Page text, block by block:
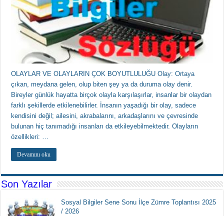
OLAYLAR VE OLAYLARIN ÇOK BOYUTLULUĞU Olay: Ortaya
çıkan, meydana gelen, olup biten şey ya da duruma olay denir.
Bireyler günlük hayatta birçok olayla karşılaşırlar, insanlar bir olaydan
farklı şekillerde etkilenebilirler. İnsanın yaşadığı bir olay, sadece
kendisini değil; ailesini, akrabalarını, arkadaşlarını ve çevresinde
bulunan hiç tanımadığı insanları da etkileyebilmektedir. Olayların
özellikleri: …
Devamını oku
Son Yazılar
Sosyal Bilgiler Sene Sonu İlçe Zümre Toplantısı 2025
/ 2026